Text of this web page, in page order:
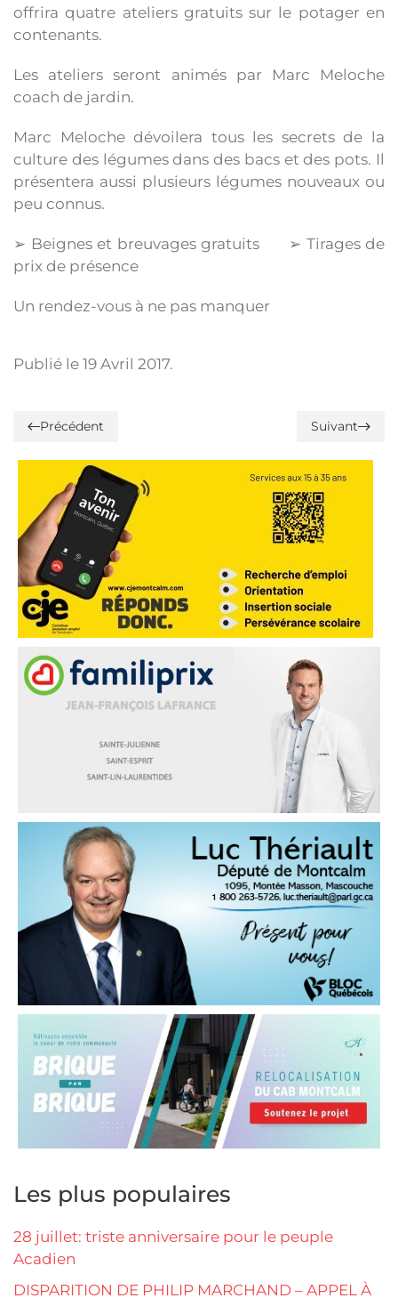
offrira quatre ateliers gratuits sur le potager en
contenants.
Les ateliers seront animés par Marc Meloche
coach de jardin.
Marc Meloche dévoilera tous les secrets de la
culture des légumes dans des bacs et des pots. Il
présentera aussi plusieurs légumes nouveaux ou
peu connus.
➢ Beignes et breuvages gratuits ➢ Tirages de
prix de présence
Un rendez-vous à ne pas manquer
Publié le 19 Avril 2017.
Précédent Suivant
Les plus populaires
28 juillet: triste anniversaire pour le peuple
Acadien
DISPARITION DE PHILIP MARCHAND – APPEL À